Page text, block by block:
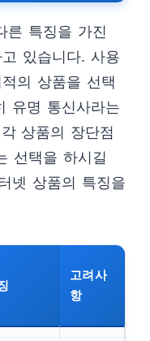
른 특징을 가진
있습니다. 사용
의 상품을 선택
유명 통신사라는
상품의 장단점
선택을 하시길
넷 상품의 특징을
고려사
항